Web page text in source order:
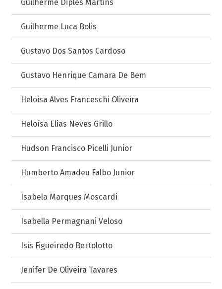
Guilherme Diples Martins
Guilherme Luca Bolis
Gustavo Dos Santos Cardoso
Gustavo Henrique Camara De Bem
Heloisa Alves Franceschi Oliveira
Heloísa Elias Neves Grillo
Hudson Francisco Picelli Junior
Humberto Amadeu Falbo Junior
Isabela Marques Moscardi
Isabella Permagnani Veloso
Isis Figueiredo Bertolotto
Jenifer De Oliveira Tavares